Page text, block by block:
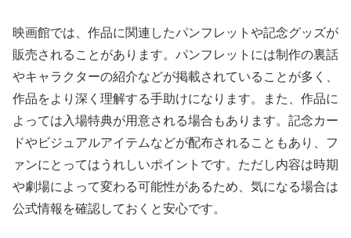
映画館では、作品に関連したパンフレットや記念グッズが
販売されることがあります。パンフレットには制作の裏話
やキャラクターの紹介などが掲載されていることが多く、
作品をより深く理解する手助けになります。また、作品に
よっては入場特典が用意される場合もあります。記念カー
ドやビジュアルアイテムなどが配布されることもあり、フ
ァンにとってはうれしいポイントです。ただし内容は時期
や劇場によって変わる可能性があるため、気になる場合は
公式情報を確認しておくと安心です。